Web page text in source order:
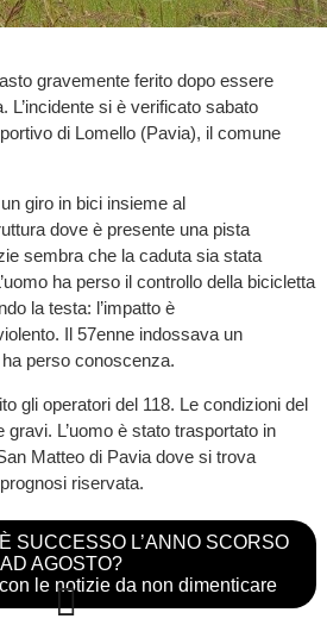
gravemente ferito dopo essere
L’incidente si è verificato sabato
di Lomello (Pavia), il comune
giro in bici insieme al
dove è presente una pista
sembra che la caduta sia stata
ha perso il controllo della bicicletta
la testa: l’impatto è
Il 57enne indossava un
perso conoscenza.
gli operatori del 118. Le condizioni del
L’uomo è stato trasportato in
Matteo di Pavia dove si trova
riservata.
SUCCESSO L’ANNO SCORSO
AD AGOSTO?
le notizie da non dimenticare